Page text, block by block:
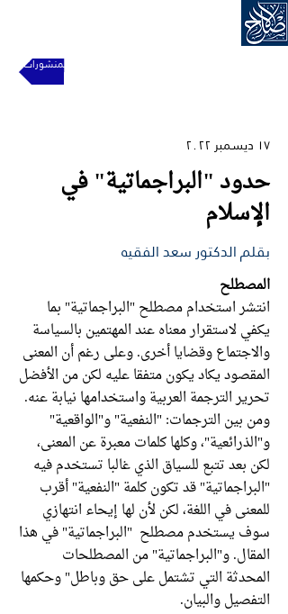
للعودة إلى المنشورات
١٧ ديسمبر ٢٠٢٢
حدود "البراجماتية" في
الإسلام
بقلم الدكتور سعد الفقيه
المصطلح
انتشر استخدام مصطلح "البراجماتية" بما
يكفي لاستقرار معناه عند المهتمين بالسياسة
والاجتماع وقضايا أخرى. وعلى رغم أن المعنى
المقصود يكاد يكون متفقا عليه لكن من الأفضل
تحرير الترجمة العربية واستخدامها نيابة عنه.
ومن بين الترجمات: "النفعية" و"الواقعية"
و"الذرائعية"، وكلها كلمات معبرة عن المعنى،
لكن بعد تتبع للسياق الذي غالبا تستخدم فيه
"البراجماتية" قد تكون كلمة "النفعية" أقرب
للمعنى في اللغة، لكن لأن لها إيحاء انتهازي
سوف يستخدم مصطلح "البراجماتية" في هذا
المقال. و"البراجماتية" من المصطلحات
المحدثة التي تشتمل على حق وباطل" وحكمها
التفصيل والبيان.